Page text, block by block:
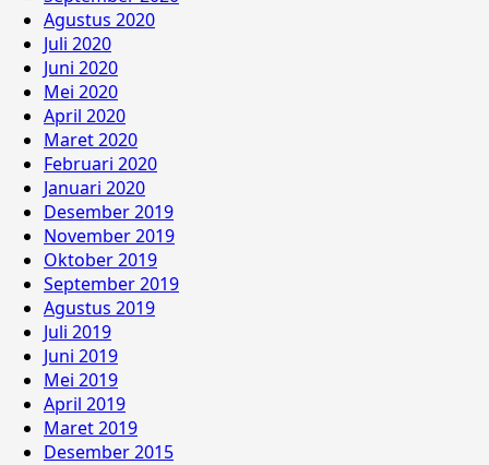
Agustus 2020
Juli 2020
Juni 2020
Mei 2020
April 2020
Maret 2020
Februari 2020
Januari 2020
Desember 2019
November 2019
Oktober 2019
September 2019
Agustus 2019
Juli 2019
Juni 2019
Mei 2019
April 2019
Maret 2019
Desember 2015